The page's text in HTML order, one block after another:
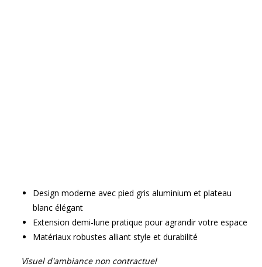
Design moderne avec pied gris aluminium et plateau
blanc élégant
Extension demi-lune pratique pour agrandir votre espace
Matériaux robustes alliant style et durabilité
Visuel d'ambiance non contractuel